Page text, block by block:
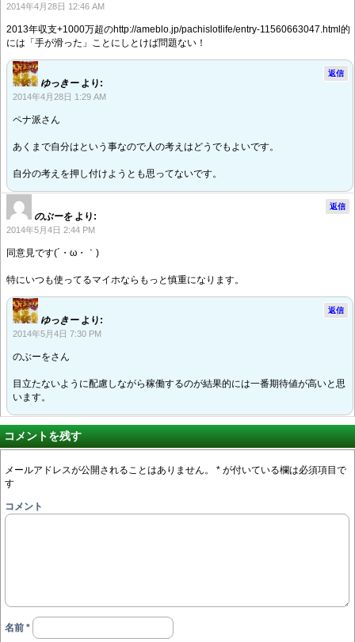
2014年4月28日 12:46 AM
2013年収支+1000万超のhttp://ameblo.jp/pachislotlife/entry-11560663047.html的
には「手が滑った」ことにしとけば問題ない！
ゆっきー より:
2014年4月28日 1:29 AM
ペナ派さん
あくまで自分はという事なので人の考えはどうでもよいです。
自分の考えを押し付けようとも思ってないです。
返信
のぶーを より:
2014年5月4日 2:44 PM
同意見です(´・ω・｀)
特にいつも使ってるマイホならもっと慎重になります。
返信
ゆっきー より:
2014年5月4日 7:30 PM
のぶーをさん
目立たないように配慮しながら稼働するのが結果的には一番期待値が高いと思
います。
返信
コメントを残す
メールアドレスが公開されることはありません。 * が付いている欄は必須項目で
す
コメント
名前 *